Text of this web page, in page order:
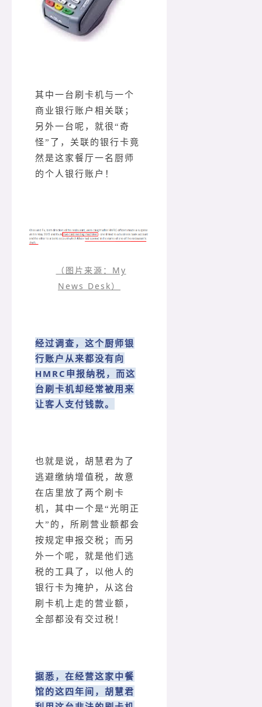
其中一台刷卡机与一个
商业银行账户相关联；
另外一台呢，就很“奇
怪”了，关联的银行卡竟
然是这家餐厅一名厨师
的个人银行账户！
（图片来源：My
News Desk）
经过调查，这个厨师银
行账户从来都没有向
HMRC申报纳税，而这
台刷卡机却经常被用来
让客人支付钱款。
也就是说，胡慧君为了
逃避缴纳增值税，故意
在店里放了两个刷卡
机，其中一个是“光明正
大”的，所刷营业额都会
按规定申报交税；而另
外一个呢，就是他们逃
税的工具了，以他人的
银行卡为掩护，从这台
刷卡机上走的营业额，
全部都没有交过税！
据悉，在经营这家中餐
馆的这四年间，胡慧君